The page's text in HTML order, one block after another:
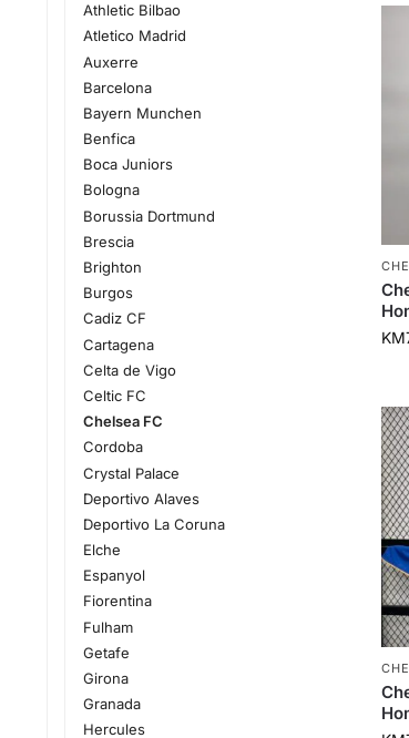
KM
Athletic Bilbao
Atletico Madrid
Auxerre
Barcelona
Bayern Munchen
Benfica
Boca Juniors
Bologna
Borussia Dortmund
Brescia
Brighton
Burgos
Cadiz CF
Cartagena
Celta de Vigo
Celtic FC
Chelsea FC
Cordoba
Crystal Palace
Deportivo Alaves
Deportivo La Coruna
Elche
Espanyol
Fiorentina
Fulham
Getafe
Girona
Granada
Hercules